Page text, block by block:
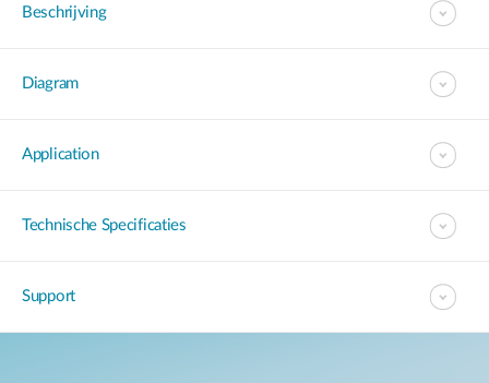
Beschrijving
Diagram
Application
Technische Specificaties
Support